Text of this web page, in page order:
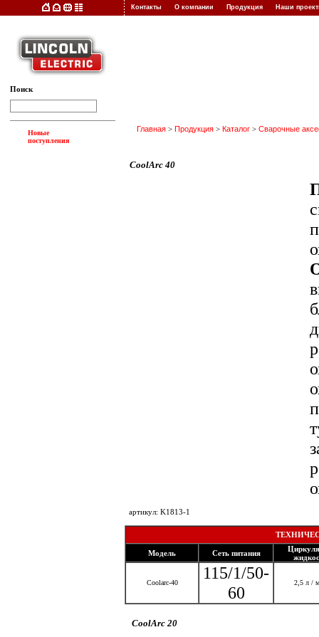
Контакты О компании Продукция Наши
Поиск
Новые
поступления
Главная > Продукция > Каталог > Сварочные
CoolArc 40
артикул: K1813-1
Модель Сеть питания
Coolarc-40
115/1/50-
60
2,5 л /
CoolArc 20